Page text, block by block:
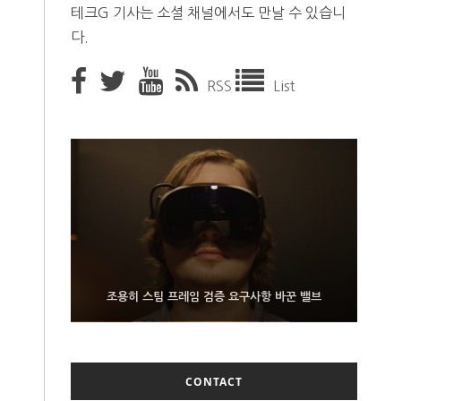
테크G 기사는 소셜 채널에서도 만날 수 있습니
다.
RSS List
조용히 스팀 프레임 검증 요구사항 바꾼 밸브
9월 4일부터 서비스 접는 안드로이드 장치용 구글 어
시스턴트
FMS 2026서 차세대 3D 메모리 ZHBM·ZNAND-O
모형 처음 선보인 삼성전자
CONTACT